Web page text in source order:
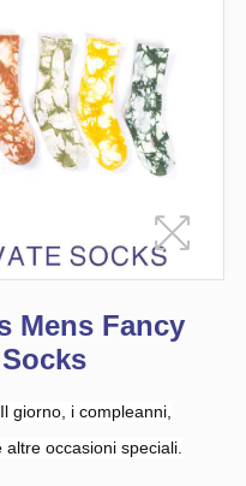
Mens Fancy
giorno, i compleanni,
occasioni speciali.